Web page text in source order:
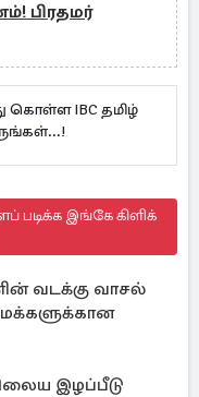
பிரதமர்
கொள்ள IBC தமிழ்
படிக்க இங்கே கிளிக்
வடக்கு வாசல்
மக்களுக்கான
இழப்பீடு